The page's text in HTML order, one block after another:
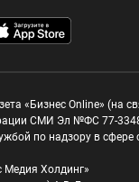
«Бизнес Online» (на
СМИ Эл №ФС 77-
по надзору в сфере
Медия Холдинг»